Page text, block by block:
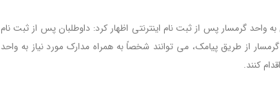
واحد گرمسار پس از ثبت نام اینترنتی اظهار کرد: داوطلبان پس از ثبت نام
از طریق پیامک، می توانند شخصاً به همراه مدارک مورد نیاز به واحد
کنند.